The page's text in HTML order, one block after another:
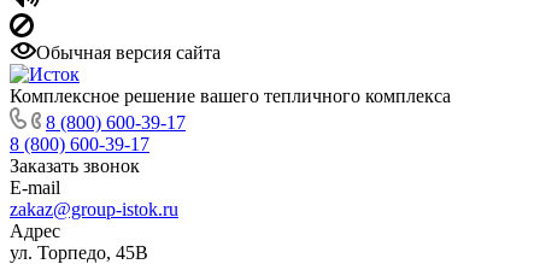
Обычная версия сайта
Комплексное решение вашего тепличного комплекса
8 (800) 600-39-17
8 (800) 600-39-17
Заказать звонок
E-mail
zakaz@group-istok.ru
Адрес
ул. Торпедо, 45В